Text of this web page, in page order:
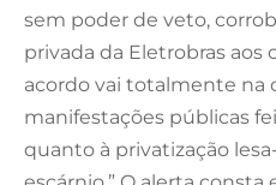
sem poder de veto,
privada da Eletrobras aos
acordo vai totalmente na
manifestações públicas
quanto à privatização